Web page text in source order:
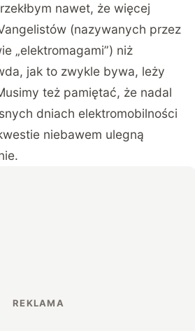
nawet, że więcej
(nazywanych przez
„elektromagami”) niż
jak to zwykle bywa, leży
też pamiętać, że nadal
dniach elektromobilności
niebawem ulegną